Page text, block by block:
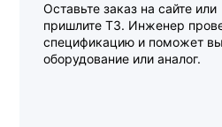
Оставьте заказ на сайте или
пришлите ТЗ. Инженер
спецификацию и поможет
оборудование или аналог.